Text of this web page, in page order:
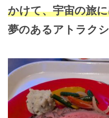
かけて、宇宙の旅
夢のあるアトラク